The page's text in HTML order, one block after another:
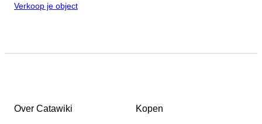
Verkoop je object
Over Catawiki Kopen